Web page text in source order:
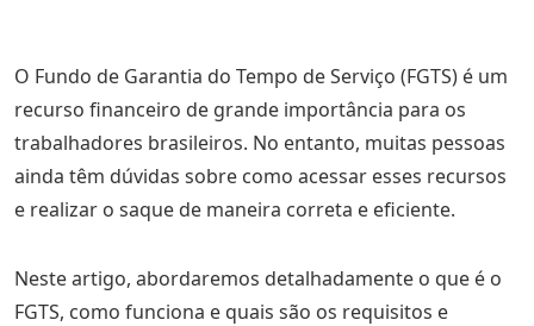
O Fundo de Garantia do Tempo de Serviço (FGTS) é um
recurso financeiro de grande importância para os
trabalhadores brasileiros. No entanto, muitas pessoas
ainda têm dúvidas sobre como acessar esses recursos
e realizar o saque de maneira correta e eficiente.
Neste artigo, abordaremos detalhadamente o que é o
FGTS, como funciona e quais são os requisitos e